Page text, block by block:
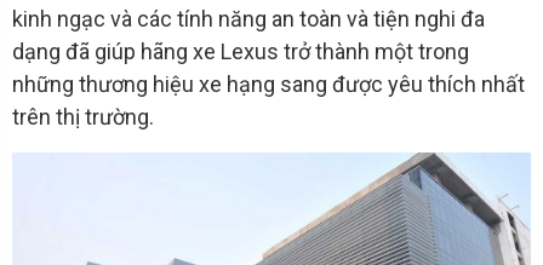
kinh ngạc và các tính năng an toàn và tiện nghi đa
dạng đã giúp hãng xe Lexus trở thành một trong
những thương hiệu xe hạng sang được yêu thích nhất
trên thị trường.